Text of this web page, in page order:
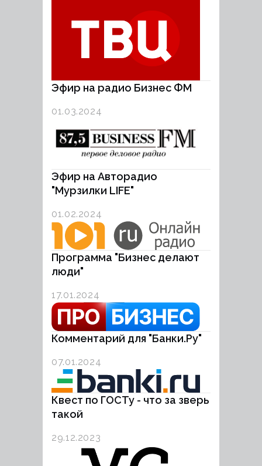
Эфир на радио Бизнес ФМ
01.03.2024
Эфир на Авторадио
"Мурзилки LIFE"
01.02.2024
Программа "Бизнес делают
люди"
17.01.2024
Комментарий для "Банки.Ру"
07.01.2024
Квест по ГОСТу - что за зверь
такой
29.12.2023